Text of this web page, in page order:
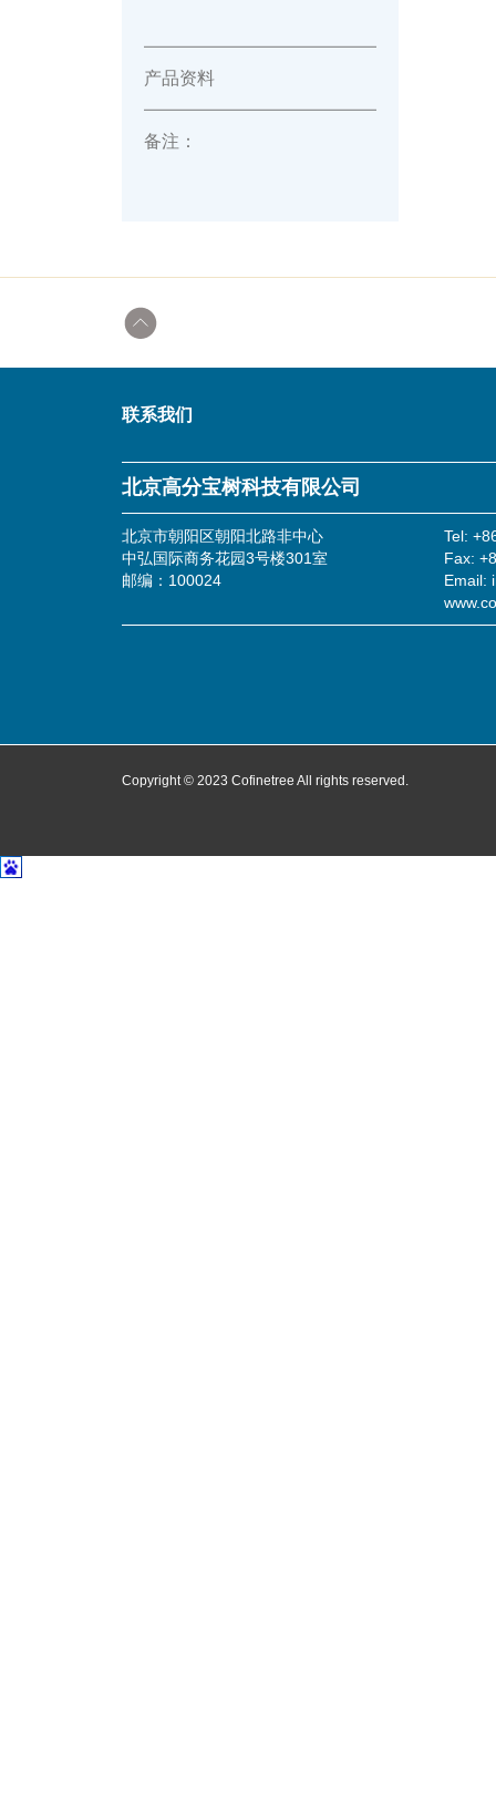
产品资料
备注：
联系我们
北京高分宝树科技有限公司
Tel:
Fax:
Email:
北京市朝阳区朝阳北路非中心
中弘国际商务花园3号楼301室
邮编：100024
Copyright © 2023 Cofinetree All rights reserved.